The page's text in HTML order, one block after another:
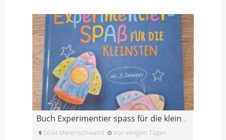
Buch Experimentier spass für die kleinsten
5634 Merenschwand Vor einigen Tagen